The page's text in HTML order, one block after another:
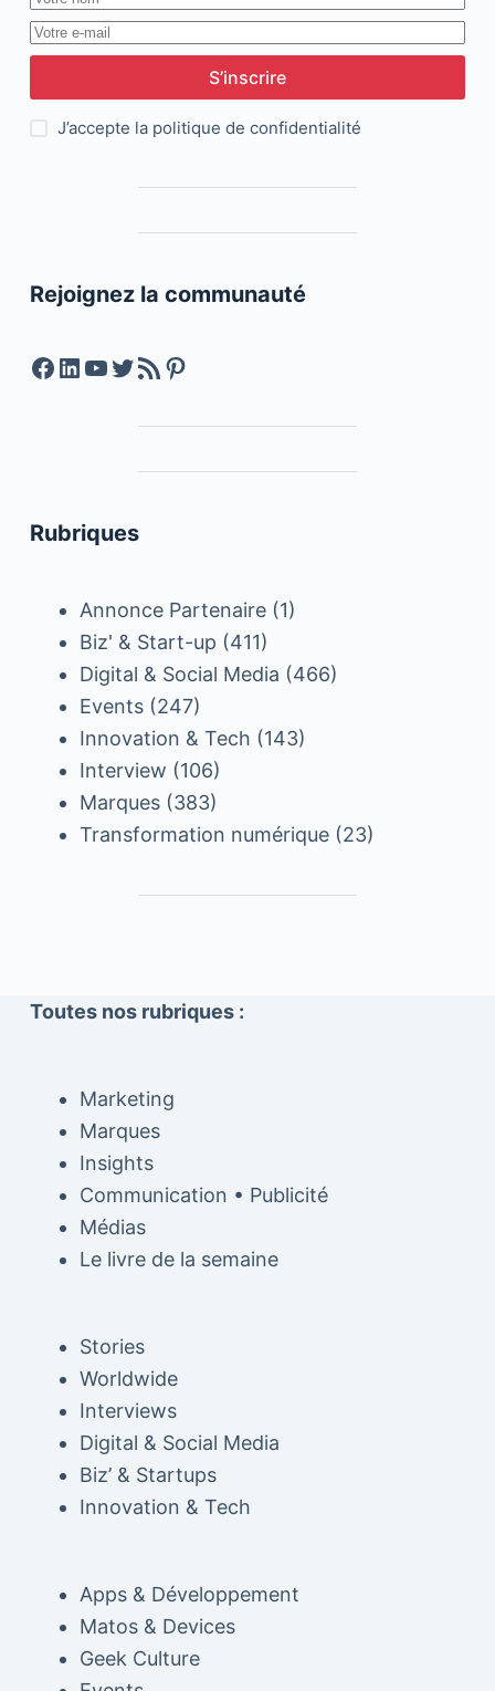
S’inscrire
J’accepte la politique de confidentialité
Rejoignez la communauté
Facebook
LinkedIn
YouTube
Twitter
Feed RSSPinterest
Rubriques
Annonce Partenaire(1)
Biz' & Start-up (411)
Digital & Social Media (466)
Events(247)
Innovation & Tech (143)
Interview (106)
Marques(383)
Transformation numérique(23)
Toutes nos rubriques :
Marketing
Marques
Insights
Communication • Publicité
Médias
Le livre de la semaine
Stories
Worldwide
Interviews
Digital & Social Media
Biz’ & Startups
Innovation & Tech
Apps & Développement
Matos & Devices
Geek Culture